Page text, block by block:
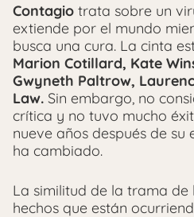
Contagio trata sobre un
extiende por el mundo
busca una cura. La cinta
Marion Cotillard, Kate
Gwyneth Paltrow,
Law. Sin embargo, no
crítica y no tuvo mucho
nueve años después de su
ha cambiado.
La similitud de la trama de
hechos que están